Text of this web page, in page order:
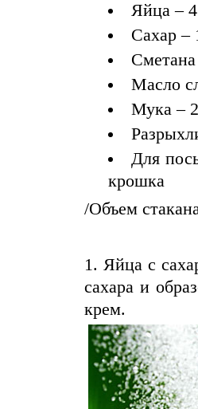
Яйца –
Сахар –
Масло
Мука –
Для
крошка
/Объем
Яйца с
сахара и
крем.